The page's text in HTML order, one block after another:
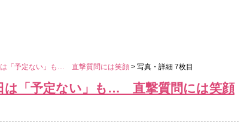
は「予定ない」も… 直撃質問には笑顔 > 写真・詳細 7枚目
は「予定ない」も… 直撃質問には笑顔